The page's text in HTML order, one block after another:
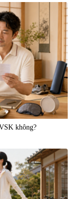
hỗ trợ bền thành
tai biến Elastin Plus
Hokoen 80 viên
|0
hỗ trợ cải thiện thoát
Has 30 viên
|14.560
không?